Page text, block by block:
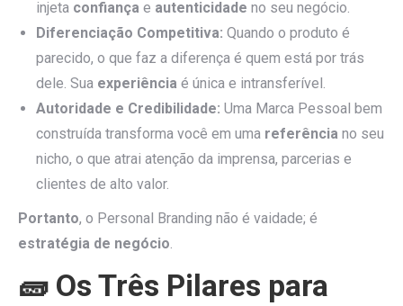
injeta confiança e autenticidade no seu negócio.
Diferenciação Competitiva: Quando o produto é
parecido, o que faz a diferença é quem está por trás
dele. Sua experiência é única e intransferível.
Autoridade e Credibilidade: Uma Marca Pessoal bem
construída transforma você em uma referência no seu
nicho, o que atrai atenção da imprensa, parcerias e
clientes de alto valor.
Portanto, o Personal Branding não é vaidade; é
estratégia de negócio.
🧱 Os Três Pilares para